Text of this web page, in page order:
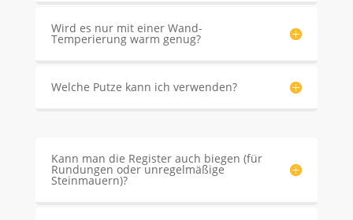
Wird es nur mit einer Wand-
Temperierung warm genug?
Welche Putze kann ich verwenden?
Kann man die Register auch biegen (für
Rundungen oder unregelmäßige
Steinmauern)?